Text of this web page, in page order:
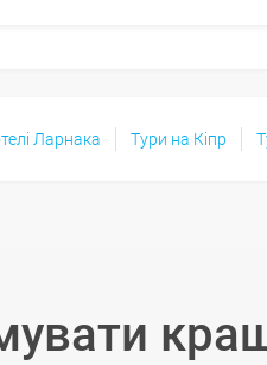
Ларнака Тури на Кіпр